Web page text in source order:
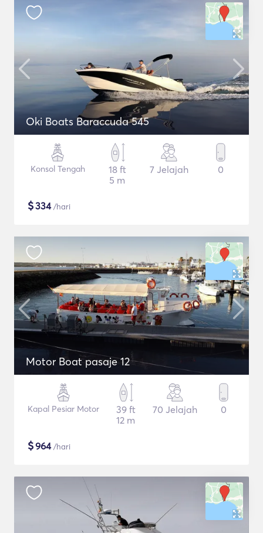
Oki Boats Baraccuda 545
Konsol Tengah
18 ft
5 m
7 Jelajah 0
$334/hari
Motor Boat pasaje 12
Kapal Pesiar Motor
39 ft
12 m
70 Jelajah 0
$964/hari